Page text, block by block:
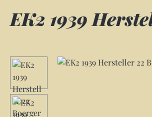
EK2 1939
Bildergalerie überspringen